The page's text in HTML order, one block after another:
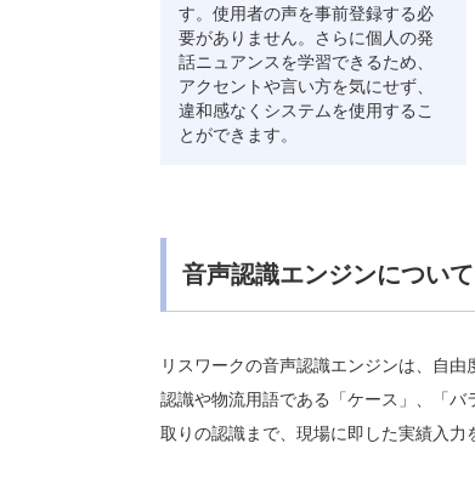
す。使用者の声を事前登録する必
要がありません。さらに個人の発
話ニュアンスを学習できるため、
アクセントや言い方を気にせず、
違和感なくシステムを使用するこ
とができます。
音声認識エンジンについて
リスワークの音声認識エンジンは、自
認識や物流用語である「ケース」、「
取りの認識まで、現場に即した実績入力